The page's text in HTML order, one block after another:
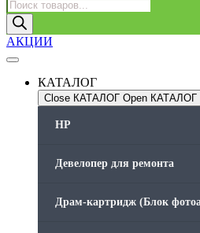
товаров
АКЦИИ
КАТАЛОГ
Close КАТАЛОГ Open КАТАЛОГ
HP
Девелопер для ремонта
Драм-картридж (Блок